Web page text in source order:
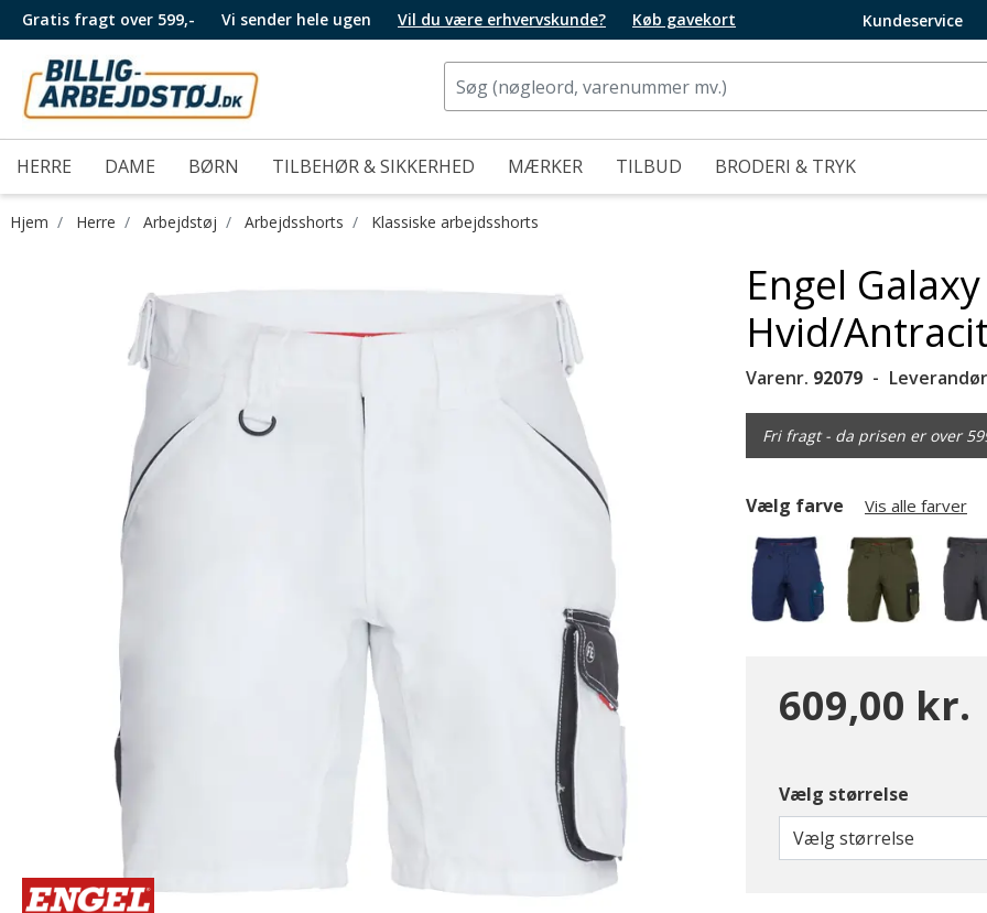
Gratis fragt over 599,- Vi sender hele ugen Vil du være erhvervskunde? Køb gavekort Kundeservice
HERRE DAME BØRN TILBEHØR & SIKKERHED MÆRKER TILBUD BRODERI & TRYK
Hjem Herre Arbejdstøj Arbejdsshorts Klassiske arbejdsshorts
Engel
Hvid/
Varenr. 92079
Fri fragt - da prisen er over
Vælg farve Vis alle farver
609,00 kr.
Vælg størrelse
Vælg størrelse